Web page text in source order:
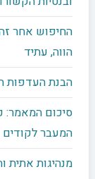
החיפוש אחר
הווה, עתיד
הבנת העדפות
סיכום המאמר:
המעבר לקודים
מנהיגות אתית